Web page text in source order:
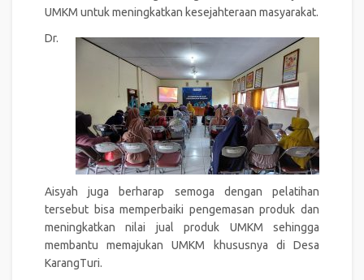
UMKM untuk meningkatkan kesejahteraan masyarakat.
Dr.
Aisyah juga berharap semoga dengan pelatihan
tersebut bisa memperbaiki pengemasan produk dan
meningkatkan nilai jual produk UMKM sehingga
membantu memajukan UMKM khususnya di Desa
KarangTuri.